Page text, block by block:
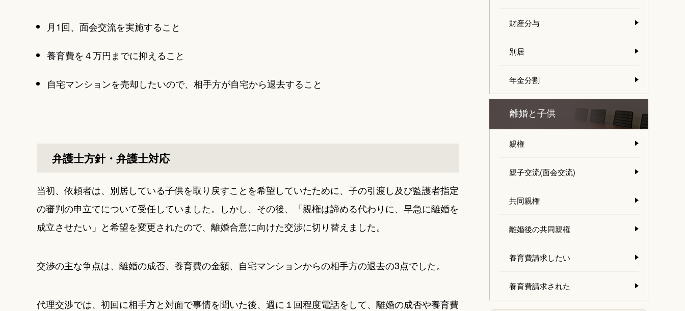
月1回、面会交流を実施すること
養育費を４万円までに抑えること
自宅マンションを売却したいので、相手方が自宅から退去すること
弁護士方針・弁護士対応
当初、依頼者は、別居している子供を取り戻すことを希望していたために、子の引渡し及び監護者指定
の審判の申立てについて受任していました。しかし、その後、「親権は諦める代わりに、早急に離婚を
成立させたい」と希望を変更されたので、離婚合意に向けた交渉に切り替えました。
交渉の主な争点は、離婚の成否、養育費の金額、自宅マンションからの相手方の退去の3点でした。
代理交渉では、初回に相手方と対面で事情を聞いた後、週に１回程度電話をして、離婚の成否や養育費
財産分与
別居
年金分割
離婚と子供
親権
親子交流(面会交流)
共同親権
離婚後の共同親権
養育費請求したい
養育費請求された